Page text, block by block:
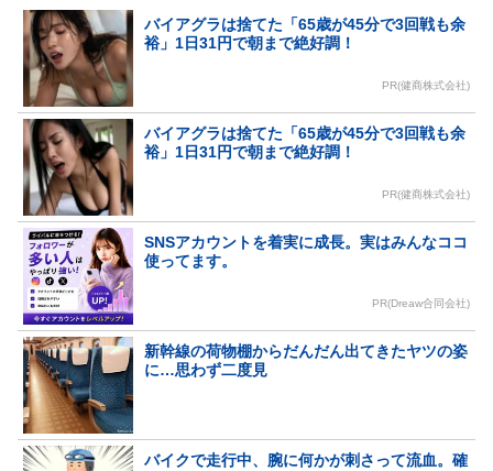
バイアグラは捨てた「65歳が45分で3回戦も余
裕」1日31円で朝まで絶好調！
PR(健商株式会社)
バイアグラは捨てた「65歳が45分で3回戦も余
裕」1日31円で朝まで絶好調！
PR(健商株式会社)
SNSアカウントを着実に成長。実はみんなココ
使ってます。
PR(Dreaw合同会社)
新幹線の荷物棚からだんだん出てきたヤツの姿
に…思わず二度見
バイクで走行中、腕に何かが刺さって流血。確